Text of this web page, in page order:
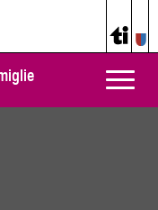
Toggle